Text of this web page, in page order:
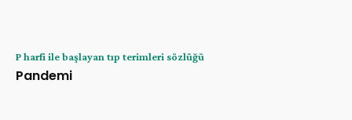
P harfi ile başlayan tıp terimleri sözlüğü
Pandemi